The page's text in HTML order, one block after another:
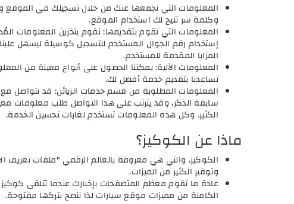
المعلومات التي نجمعها عنك من خلال تسجيلك في
وكلمة سر تتيح لك استخدام الموقع.
المعلومات التي تقوم بتقديمها: نقوم بتخزين المعلومات
إستخدام رقم الجوال المستخدم للتسجيل كوسيلة ليسهل
المزايا المقدمة للمستخدم.
المعلومات الآلية: يمكننا الحصول على أنواع معينة من
تساعدنا بتقديم خدمة أفضل لك.
المعلومات المطلوبة من قسم خدمات الزيائن: قد تتواصل
سابقة الذكر، وقد يترتب على هذا التواصل طلب معلومات
الكثير. وكل هذه المعلومات تستخدم لغايات تحسين الخدمة.
ماذا عن الكوكيز؟
الكوكيز، والتي هي معروفة بالعالم الرقمي "ملفات تعريف
وتوفير الكثير من الميزات.
عادة ما تقوم معظم المتصفحات بإخبارك عندما تتلقى
الكاملة من مميزات موقع سيارات لذا ننصح بتركها مفتوحة.